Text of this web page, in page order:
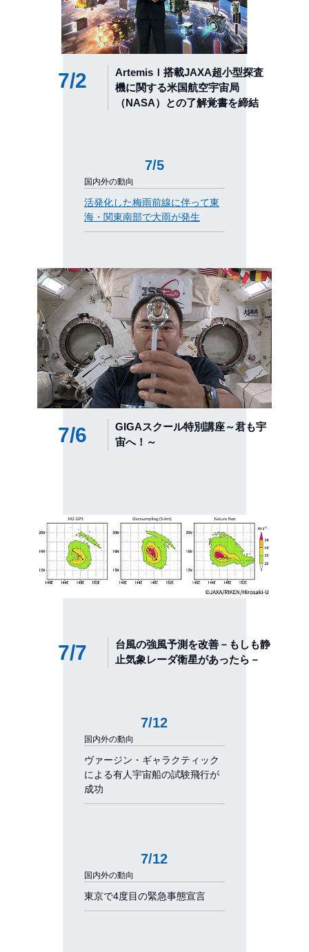
7/2
ArtemisＩ搭載JAXA超小型探査
機に関する米国航空宇宙局
（NASA）との了解覚書を締結
7/5
国内外の動向
活発化した梅雨前線に伴って東
海・関東南部で大雨が発生
7/6
GIGAスクール特別講座～君も宇
宙へ！～
7/7
台風の強風予測を改善－もしも静
止気象レーダ衛星があったら－
7/12
国内外の動向
ヴァージン・ギャラクティック
による有人宇宙船の試験飛行が
成功
7/12
国内外の動向
東京で4度目の緊急事態宣言